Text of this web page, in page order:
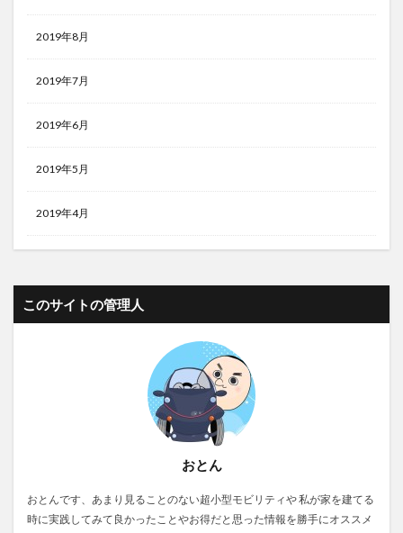
2019年8月
2019年7月
2019年6月
2019年5月
2019年4月
このサイトの管理人
おとん
おとんです、あまり見ることのない超小型モビリティや 私が家を建てる
時に実践してみて良かったことやお得だと思った情報を勝手にオススメ